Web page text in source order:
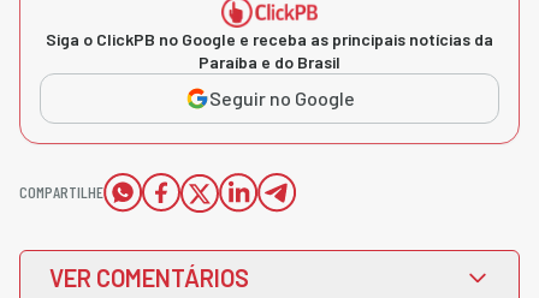
Siga o ClickPB no Google e receba as principais notícias da
Paraíba e do Brasil
Seguir no Google
COMPARTILHE
VER COMENTÁRIOS